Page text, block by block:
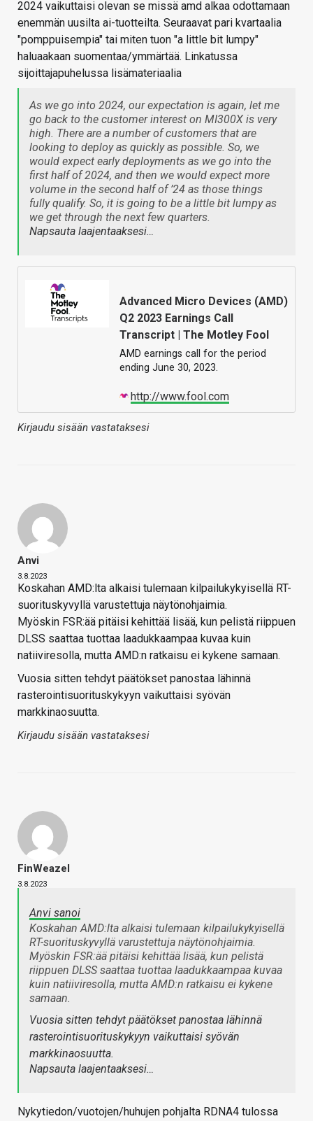
2024 vaikuttaisi olevan se missä amd alkaa odottamaan
enemmän uusilta ai-tuotteilta. Seuraavat pari kvartaalia
"pomppuisempia" tai miten tuon "a little bit lumpy"
haluaakaan suomentaa/ymmärtää. Linkatussa
sijoittajapuhelussa lisämateriaalia
As we go into 2024, our expectation is again, let me
go back to the customer interest on MI300X is very
high. There are a number of customers that are
looking to deploy as quickly as possible. So, we
would expect early deployments as we go into the
first half of 2024, and then we would expect more
volume in the second half of ’24 as those things
fully qualify. So, it is going to be a little bit lumpy as
we get through the next few quarters.
Napsauta laajentaaksesi…
Advanced Micro Devices (AMD)
Q2 2023 Earnings Call
Transcript | The Motley Fool
AMD earnings call for the period
ending June 30, 2023.
http://www.fool.com
Kirjaudu sisään vastataksesi
Anvi
3.8.2023
Koskahan AMD:lta alkaisi tulemaan kilpailukykyisellä RT-
suorituskyvyllä varustettuja näytönohjaimia.
Myöskin FSR:ää pitäisi kehittää lisää, kun pelistä riippuen
DLSS saattaa tuottaa laadukkaampaa kuvaa kuin
natiiviresolla, mutta AMD:n ratkaisu ei kykene samaan.
Vuosia sitten tehdyt päätökset panostaa lähinnä
rasterointisuorituskykyyn vaikuttaisi syövän
markkinaosuutta.
Kirjaudu sisään vastataksesi
FinWeazel
3.8.2023
Anvi sanoi
Koskahan AMD:lta alkaisi tulemaan kilpailukykyisellä
RT-suorituskyvyllä varustettuja näytönohjaimia.
Myöskin FSR:ää pitäisi kehittää lisää, kun pelistä
riippuen DLSS saattaa tuottaa laadukkaampaa kuvaa
kuin natiiviresolla, mutta AMD:n ratkaisu ei kykene
samaan.
Vuosia sitten tehdyt päätökset panostaa lähinnä
rasterointisuorituskykyyn vaikuttaisi syövän
markkinaosuutta.
Napsauta laajentaaksesi…
Nykytiedon/vuotojen/huhujen pohjalta RDNA4 tulossa